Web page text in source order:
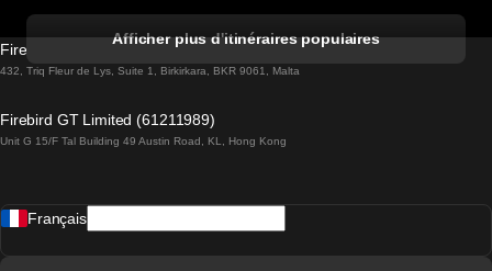
Trains de Lisbonne à Lagos
Trains de Lisbonne à Madrid
Afficher plus d'itinéraires populaires
Firebird GT Limited (OC 1451)
432, Triq Fleur de Lys, Suite 1, Birkirkara, BKR 9061, Malta
Firebird GT Limited (61211989)
Unit G 15/F Tal Building 49 Austin Road, KL, Hong Kong
Français